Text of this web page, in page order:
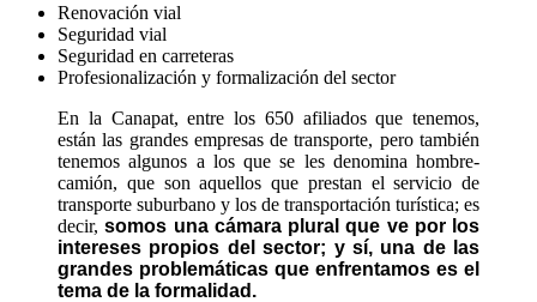
Renovación vial
Seguridad vial
Seguridad en carreteras
Profesionalización y formalización del sector
En la Canapat, entre los 650 afiliados que tenemos,
están las grandes empresas de transporte, pero también
tenemos algunos a los que se les denomina hombre-
camión, que son aquellos que prestan el servicio de
transporte suburbano y los de transportación turística; es
decir,somos una cámara plural que ve por los
intereses propios del sector; y sí, una de las
grandes problemáticas que enfrentamos es el
tema de la formalidad.